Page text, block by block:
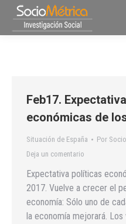
Feb17.
económicas de
Situación de España Por
Deja un comentario
Expectativa políticas
2017. Vuelve a crecer el
economía: Sólo uno de
la economía mejorará.